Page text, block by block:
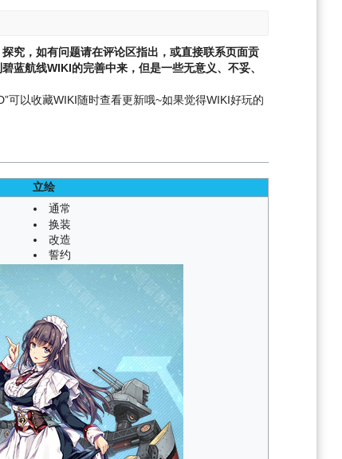
究，如有问题请在评论区指出，或直接联系页面贡
蓝航线WIKI的完善中来，但是一些无意义、不妥、
可以收藏WIKI随时查看更新哦~如果觉得WIKI好玩的
立绘
通常
换装
改造
誓约